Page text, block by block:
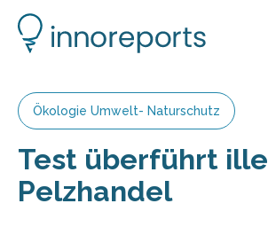
Ökologie Umwelt- Naturschutz
Test überführt
Pelzhandel